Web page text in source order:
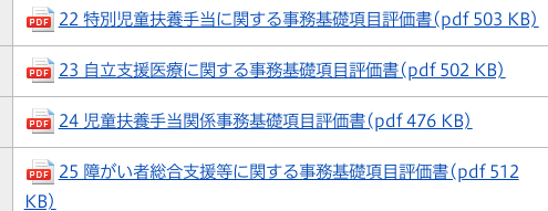
22 特別児童扶養手当に関する事務基礎項目評価書(pdf 503 KB)
23 自立支援医療に関する事務基礎項目評価書(pdf 502 KB)
24 児童扶養手当関係事務基礎項目評価書(pdf 476 KB)
25 障がい者総合支援等に関する事務基礎項目評価書(pdf 512
KB)